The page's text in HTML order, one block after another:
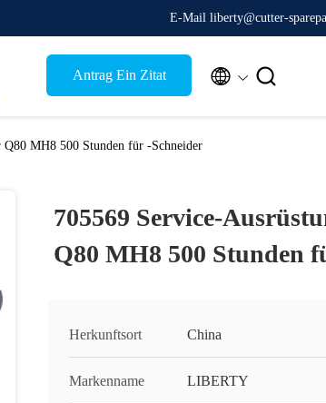
E-Mail liberty@cutter-
Antrag Ein Zitat  
MH8 500 Stunden für -Schneider
705569 Service-
Q80 MH8 500 Stunden
Herkunftsort China
Markenname LIBERTY